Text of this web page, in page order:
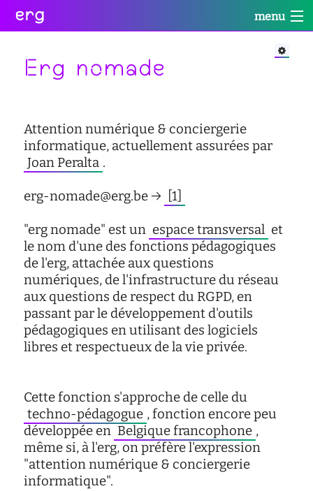
erg menu
Retour
pratiques
collectives
informations
administratives
équipes
international
actualités
contact
Retour
conseil
des
étudiant·e·s
aide
la
enseignement
inclusif
accessibilité
cellule
d'écoute
service
social
tutorat
Retour
portail
des
étudiant·e·s
numériques
sites
satellites
Rechercher
Erg nomade
Attention numérique & conciergerie
informatique, actuellement assurées par
Joan Peralta .
erg-nomade@erg.be → [1]
"erg nomade" est un espace transversal et
le nom d'une des fonctions pédagogiques
de l'erg, attachée aux questions
numériques, de l'infrastructure du réseau
aux questions de respect du RGPD, en
passant par le développement d'outils
pédagogiques en utilisant des logiciels
libres et respectueux de la vie privée.
Cette fonction s'approche de celle du
techno-pédagogue , fonction encore peu
développée en Belgique francophone ,
même si, à l'erg, on préfère l'expression
"attention numérique & conciergerie
informatique".